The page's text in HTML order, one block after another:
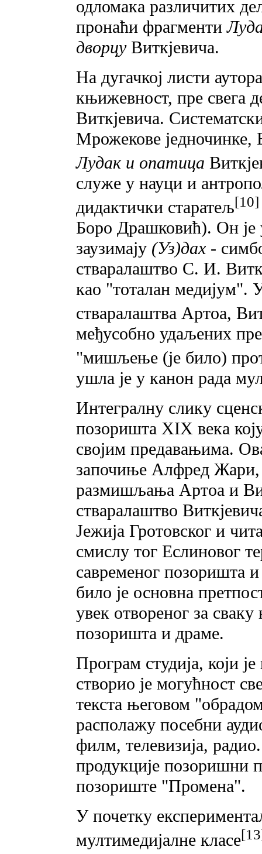
одломака различитих
пронаћи фрагменти
дворцуВиткјевича.
На дугачкој листи
књижевност, пре свега
Виткјевича.
Мрожекове једночинке,
Лудак и опатица
служе у науци и
дидактички старатељ[10]
Боро Драшковић). Он је
заузимају (Уз)дах -
стваралаштво С. И.
као "тоталан медијум".
стваралаштва Артоа,
међусобно удаљених
"мишљење (је било)
ушла je у канон рада
Интегралну слику
позоришта XIX века
својим предавањима.
започиње Алфред Жари,
размишљања Артоа и
стваралаштво
Јежија Гротовског и
смислу тог Еслиновог
савременог позоришта
било је основна
увек отвореног за
позоришта и драме.
Програм студија, који
створио је могућност
текста његовом
располажу посебни
филм, телевизија,
продукције позоришни
позориште "Промена".
У почетку
мултимедијалне класе